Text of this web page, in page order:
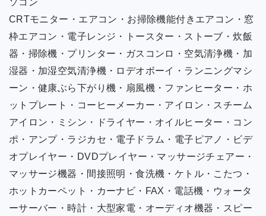
CRTモニター・エアコン・お掃除機能付きエアコン・窓
枠エアコン・電子レンジ・トースター・ストーブ・炊飯
器・掃除機・プリンター・ガスコンロ・空気清浄機・加
湿器・加湿空気清浄機・ロデオボーイ・ランニングマシ
ーン・健康ぶら下がり機・扇風機・ファンヒーター・ホ
ットプレート・コーヒーメーカー・アイロン・スチーム
アイロン・ミシン・ドライヤー・オイルヒーター・コン
ポ・アンプ・ラジカセ・電子ドラム・電子ピアノ・ビデ
オプレイヤー・DVDプレイヤー・マッサージチェアー・
マッサージ機器・間接照明・食洗機・ケトル・こたつ・
ホットカーペット・カーナビ・FAX・電話機・ウォータ
ーサーバー・時計・大型家電・オーディオ機器・スピー